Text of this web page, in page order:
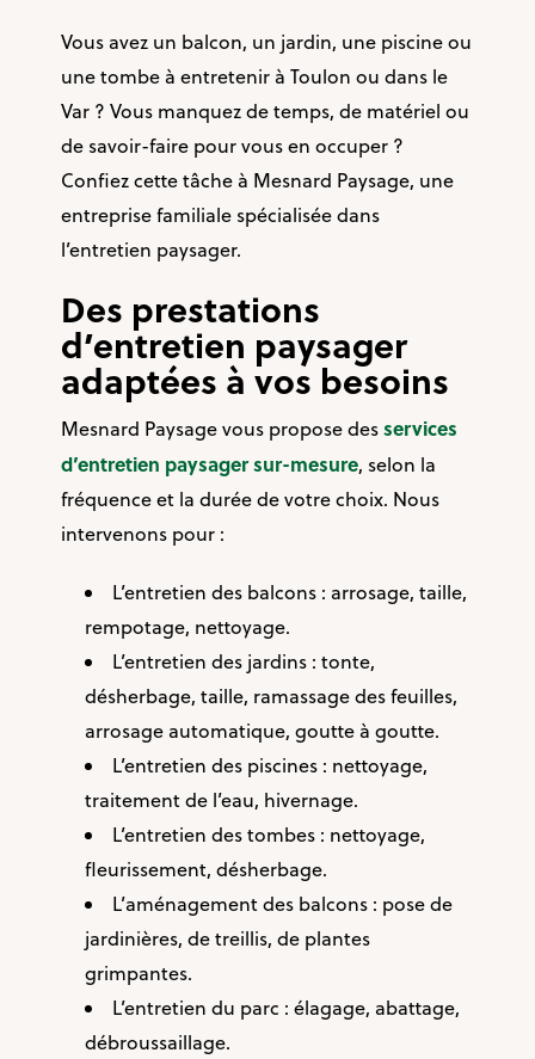
Vous avez un balcon, un jardin, une piscine ou
une tombe à entretenir à Toulon ou dans le
Var ? Vous manquez de temps, de matériel ou
de savoir-faire pour vous en occuper ?
Confiez cette tâche à Mesnard Paysage, une
entreprise familiale spécialisée dans
l’entretien paysager.
Des prestations
d’entretien paysager
adaptées à vos besoins
Mesnard Paysage vous propose desservices
d’entretien paysager sur-mesure, selon la
fréquence et la durée de votre choix. Nous
intervenons pour :
L’entretien des balcons : arrosage, taille,
rempotage, nettoyage.
L’entretien des jardins : tonte,
désherbage, taille, ramassage des feuilles,
arrosage automatique, goutte à goutte.
L’entretien des piscines : nettoyage,
traitement de l’eau, hivernage.
L’entretien des tombes : nettoyage,
fleurissement, désherbage.
L’aménagement des balcons : pose de
jardinières, de treillis, de plantes
grimpantes.
L’entretien du parc : élagage, abattage,
débroussaillage.